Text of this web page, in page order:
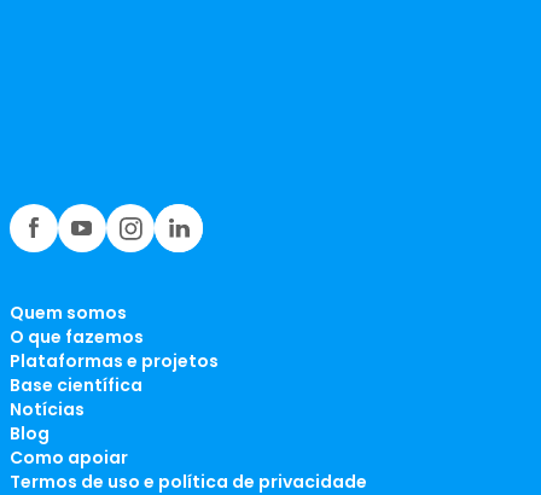
Quem somos
O que fazemos
Plataformas e projetos
Base científica
Notícias
Blog
Como apoiar
Termos de uso e política de privacidade